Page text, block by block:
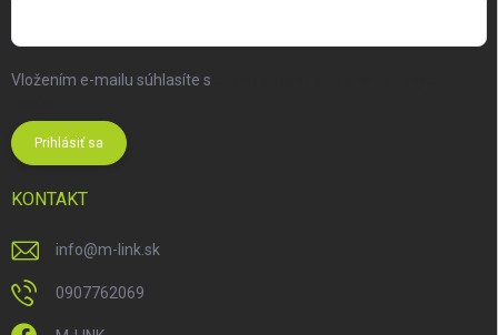
Vložením e-mailu súhlasíte s
Prihlásiť sa
KONTAKT
info@m-link.sk
0907762069